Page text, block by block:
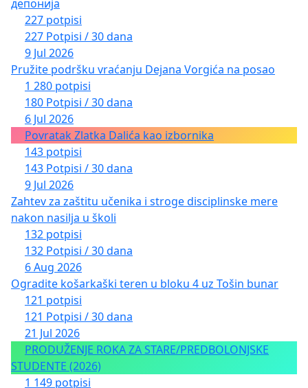
депонија
227 potpisi
227 Potpisi / 30 dana
9 Jul 2026
Pružite podršku vraćanju Dejana Vorgića na posao
1 280 potpisi
180 Potpisi / 30 dana
6 Jul 2026
Povratak Zlatka Dalića kao izbornika
143 potpisi
143 Potpisi / 30 dana
9 Jul 2026
Zahtev za zaštitu učenika i stroge disciplinske mere
nakon nasilja u školi
132 potpisi
132 Potpisi / 30 dana
6 Aug 2026
Ogradite košarkaški teren u bloku 4 uz Tošin bunar
121 potpisi
121 Potpisi / 30 dana
21 Jul 2026
PRODUŽENJE ROKA ZA STARE/PREDBOLONJSKE
STUDENTE (2026)
1 149 potpisi